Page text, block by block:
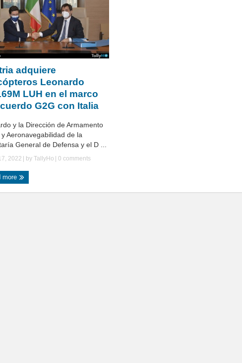
adquiere
Leonardo
LUH en el marco
G2G con Italia
y la Dirección de Armamento
Aeronavegabilidad de la
General de Defensa y el D ...
2022 | by TallyHo 0 comments
more